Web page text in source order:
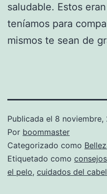
saludable. Estos
teníamos para
mismos te sean de
Publicada el 8 noviembre,
Por boommaster
Categorizado como
Etiquetado como
el pelo, cuidados del